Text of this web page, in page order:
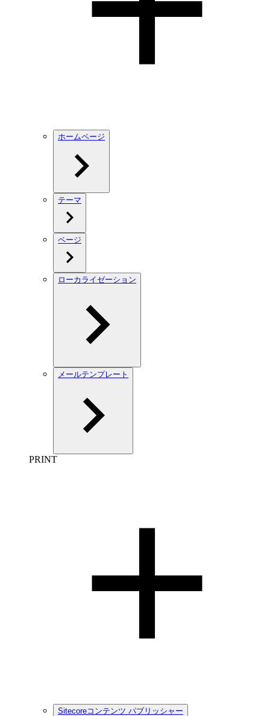
ホームページ
テーマ
ページ
ローカライゼーション
メールテンプレート
PRINT
Sitecoreコンテンツ パブリッシャー